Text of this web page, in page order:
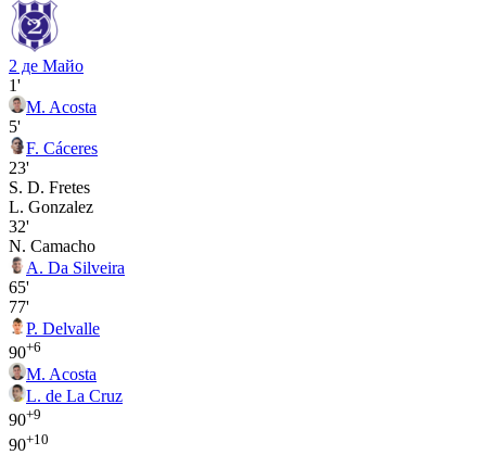
2 де Майо
1'
M. Acosta
5'
F. Cáceres
23'
S. D. Fretes
L. Gonzalez
32'
N. Camacho
A. Da Silveira
65'
77'
P. Delvalle
90+6
M. Acosta
L. de La Cruz
90+9
90+10